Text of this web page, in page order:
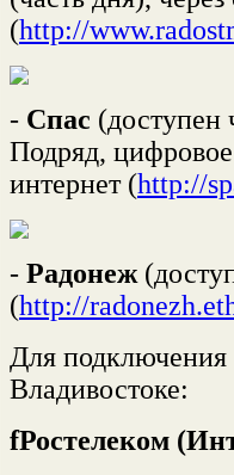
(http://
- Спас (доступен
Подряд,
интернет (http://
- Радонеж
(http://
Для подключения
Владивостоке:
fРостелеком